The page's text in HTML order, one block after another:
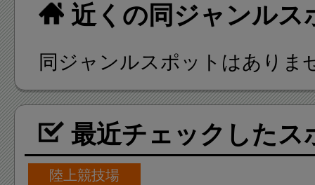
近くの同ジャンルス
同ジャンルスポットはありま
最近チェックしたス
陸上競技場